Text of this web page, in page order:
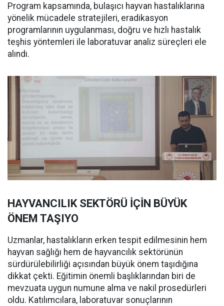
Program kapsamında, bulaşıcı hayvan hastalıklarına
yönelik mücadele stratejileri, eradikasyon
programlarının uygulanması, doğru ve hızlı hastalık
teşhis yöntemleri ile laboratuvar analiz süreçleri ele
alındı.
HAYVANCILIK SEKTÖRÜ İÇİN BÜYÜK
ÖNEM TAŞIYO
Uzmanlar, hastalıkların erken tespit edilmesinin hem
hayvan sağlığı hem de hayvancılık sektörünün
sürdürülebilirliği açısından büyük önem taşıdığına
dikkat çekti. Eğitimin önemli başlıklarından biri de
mevzuata uygun numune alma ve nakil prosedürleri
oldu. Katılımcılara, laboratuvar sonuçlarının